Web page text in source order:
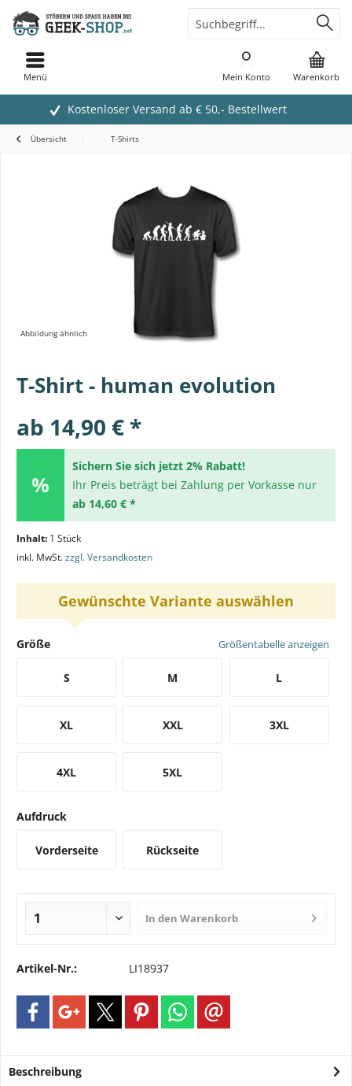
Kostenloser Versand ab € 50,- Bestellwert
Warenkorb
Mein Konto
Menü
Übersicht T-Shirts
Abbildung ähnlich
T-Shirt - human evolution
ab 14,90 € *
Sichern Sie sich jetzt 2% Rabatt!
Ihr Preis beträgt bei Zahlung per Vorkasse nur
ab 14,60 € *
Inhalt: 1 Stück
inkl. MwSt.zzgl. Versandkosten
Gewünschte Variante auswählen
Größe Größentabelle anzeigen
S M L
XL XXL 3XL
4XL 5XL
Aufdruck
Vorderseite Rückseite
In den Warenkorb
Artikel-Nr.: LI18937
Beschreibung